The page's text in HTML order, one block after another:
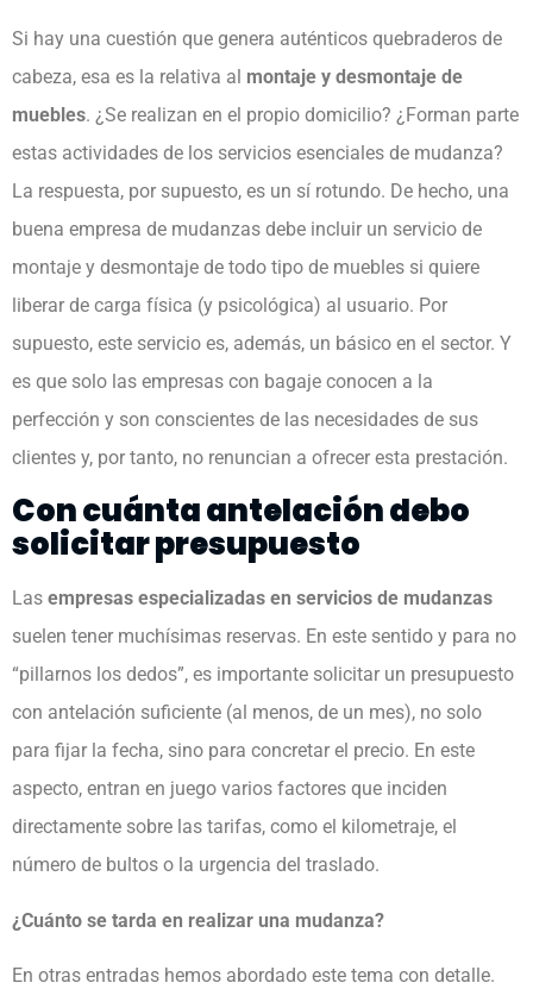
Si hay una cuestión que genera auténticos quebraderos de
cabeza, esa es la relativa al montaje y desmontaje de
muebles. ¿Se realizan en el propio domicilio? ¿Forman parte
estas actividades de los servicios esenciales de mudanza?
La respuesta, por supuesto, es un sí rotundo. De hecho, una
buena empresa de mudanzas debe incluir un servicio de
montaje y desmontaje de todo tipo de muebles si quiere
liberar de carga física (y psicológica) al usuario. Por
supuesto, este servicio es, además, un básico en el sector. Y
es que solo las empresas con bagaje conocen a la
perfección y son conscientes de las necesidades de sus
clientes y, por tanto, no renuncian a ofrecer esta prestación.
Con cuánta antelación debo
solicitar presupuesto
Las empresas especializadas en servicios de mudanzas
suelen tener muchísimas reservas. En este sentido y para no
“pillarnos los dedos”, es importante solicitar un presupuesto
con antelación suficiente (al menos, de un mes), no solo
para fijar la fecha, sino para concretar el precio. En este
aspecto, entran en juego varios factores que inciden
directamente sobre las tarifas, como el kilometraje, el
número de bultos o la urgencia del traslado.
¿Cuánto se tarda en realizar una mudanza?
En otras entradas hemos abordado este tema con detalle.